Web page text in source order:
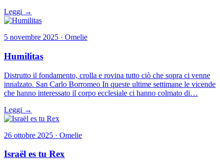
Leggi →
5 novembre 2025 · Omelie
Humilitas
Distrutto il fondamento, crolla e rovina tutto ciò che sopra ci venne
innalzato. San Carlo Borromeo In queste ultime settimane le vicende
che hanno interessato il corpo ecclesiale ci hanno colmato di…
Leggi →
26 ottobre 2025 · Omelie
Israël es tu Rex